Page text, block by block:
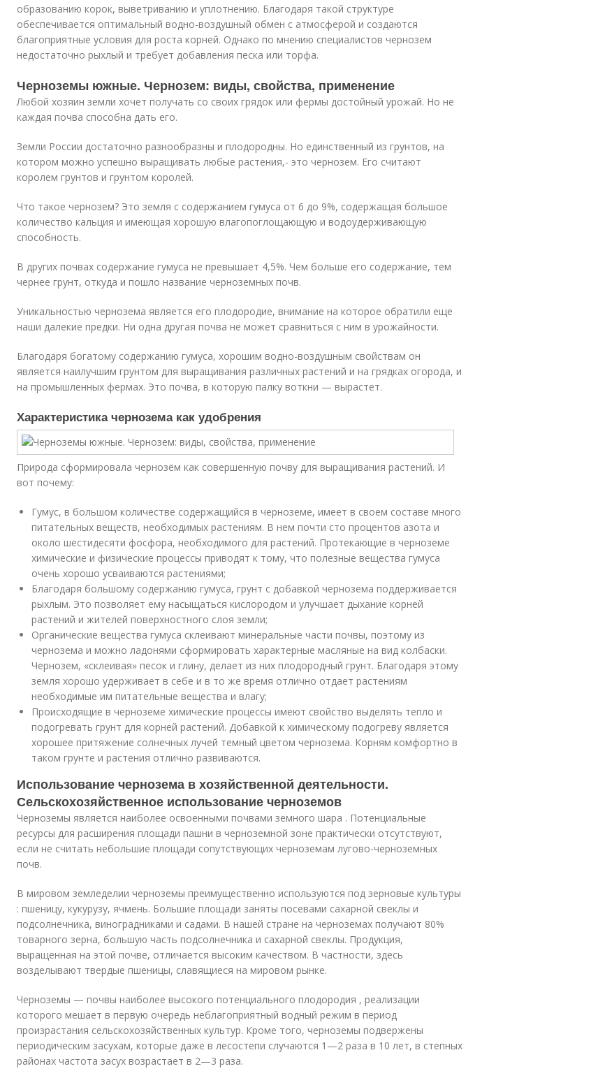
образованию корок, выветриванию и уплотнению. Благодаря такой структуре
обеспечивается оптимальный водно-воздушный обмен с атмосферой и создаются
благоприятные условия для роста корней. Однако по мнению специалистов чернозем
недостаточно рыхлый и требует добавления песка или торфа.
Черноземы южные. Чернозем: виды, свойства, применение
Любой хозяин земли хочет получать со своих грядок или фермы достойный урожай. Но не
каждая почва способна дать его.
Земли России достаточно разнообразны и плодородны. Но единственный из грунтов, на
котором можно успешно выращивать любые растения,- это чернозем. Его считают
королем грунтов и грунтом королей.
Что такое чернозем? Это земля с содержанием гумуса от 6 до 9%, содержащая большое
количество кальция и имеющая хорошую влагопоглощающую и водоудерживающую
способность.
В других почвах содержание гумуса не превышает 4,5%. Чем больше его содержание, тем
чернее грунт, откуда и пошло название черноземных почв.
Уникальностью чернозема является его плодородие, внимание на которое обратили еще
наши далекие предки. Ни одна другая почва не может сравниться с ним в урожайности.
Благодаря богатому содержанию гумуса, хорошим водно-воздушным свойствам он
является наилучшим грунтом для выращивания различных растений и на грядках огорода, и
на промышленных фермах. Это почва, в которую палку воткни — вырастет.
Характеристика чернозема как удобрения
Природа сформировала чернозём как совершенную почву для выращивания растений. И
вот почему:
Гумус, в большом количестве содержащийся в черноземе, имеет в своем составе много
питательных веществ, необходимых растениям. В нем почти сто процентов азота и
около шестидесяти фосфора, необходимого для растений. Протекающие в черноземе
химические и физические процессы приводят к тому, что полезные вещества гумуса
очень хорошо усваиваются растениями;
Благодаря большому содержанию гумуса, грунт с добавкой чернозема поддерживается
рыхлым. Это позволяет ему насыщаться кислородом и улучшает дыхание корней
растений и жителей поверхностного слоя земли;
Органические вещества гумуса склеивают минеральные части почвы, поэтому из
чернозема и можно ладонями сформировать характерные масляные на вид колбаски.
Чернозем, «склеивая» песок и глину, делает из них плодородный грунт. Благодаря этому
земля хорошо удерживает в себе и в то же время отлично отдает растениям
необходимые им питательные вещества и влагу;
Происходящие в черноземе химические процессы имеют свойство выделять тепло и
подогревать грунт для корней растений. Добавкой к химическому подогреву является
хорошее притяжение солнечных лучей темный цветом чернозема. Корням комфортно в
таком грунте и растения отлично развиваются.
Использование чернозема в хозяйственной деятельности.
Сельскохозяйственное использование черноземов
Черноземы является наиболее освоенными почвами земного шара . Потенциальные
ресурсы для расширения площади пашни в черноземной зоне практически отсутствуют,
если не считать не­большие площади сопутствующих черноземам лугово-черноземных
почв.
В мировом земледелии черноземы преимущественно исполь­зуются под зерновые культуры
: пшеницу, кукурузу, ячмень. Боль­шие площади заняты посевами сахарной свеклы и
подсолнечника, виноградниками и садами. В нашей стране на черноземах полу­чают 80%
товарного зерна, большую часть подсолнечника и сахар­ной свеклы. Продукция,
выращенная на этой почве, отличается высоким качеством. В частности, здесь
возделывают твердые пшеницы, славящиеся на мировом рынке.
Черноземы — почвы наиболее высокого потенциального плодо­родия , реализации
которого мешает в первую очередь неблаго­приятный водный режим в период
произрастания сельскохозяйст­венных культур. Кроме того, черноземы подвержены
периодиче­ским засухам, которые даже в лесостепи случаются 1—2 раза в 10 лет, в степных
районах частота засух возрастает в 2—3 раза.